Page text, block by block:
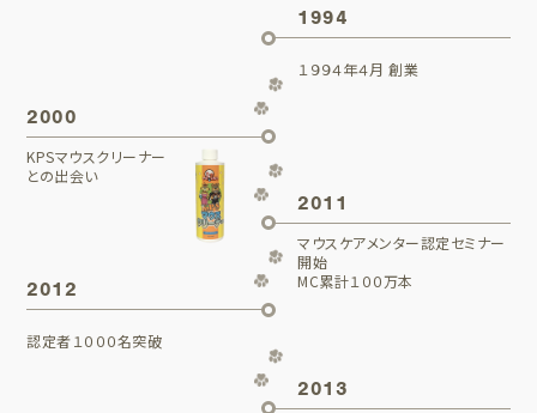
1994
１９９４年４月 創業
2000
KPSマウスクリーナー
との出会い
2011
マウスケアメンター認定セミナー
開始
MC累計１００万本
2012
認定者１０００名突破
2013